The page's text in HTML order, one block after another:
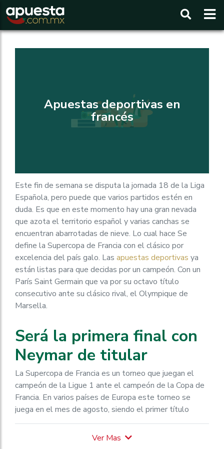
Buscar
Apuestas deportivas en
francés
Este fin de semana se disputa la jornada 18 de la Liga
Española, pero puede que varios partidos estén en
duda. Es que en este momento hay una gran nevada
que azota el territorio español y varias canchas se
encuentran abarrotadas de nieve. Lo cual hace Se
define la Supercopa de Francia con el clásico por
excelencia del país galo. Las apuestas deportivas ya
están listas para que decidas por un campeón. Con un
París Saint Germain que va por su octavo título
consecutivo ante su clásico rival, el Olympique de
Marsella.
Será la primera final con
Neymar de titular
La Supercopa de Francia es un torneo que juegan el
campeón de la Ligue 1 ante el campeón de la Copa de
Francia. En varios países de Europa este torneo se
juega en el mes de agosto, siendo el primer título
oficial de cada nueva temporada.
Este año, todos los países de Europa tendrán la